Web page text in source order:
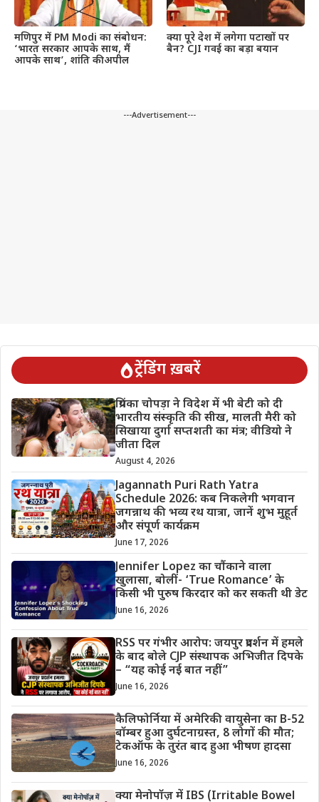
मणिपुर में PM Modi का संबोधन:
‘भारत सरकार आपके साथ, मैं
आपके साथ’, शांति की अपील
क्या पूरे देश में लगेगा पटाखों पर
बैन? CJI गवई का बड़ा बयान
---Advertisement---
ट्रेंडिंग ख़बरें
प्रियंका चोपड़ा ने विदेश में भी बेटी को दी
भारतीय संस्कृति की सीख, मालती मैरी को
सिखाया दुर्गा सप्तशती का मंत्र; वीडियो ने
जीता दिल
August 4, 2026
Jagannath Puri Rath Yatra
Schedule 2026: कब निकलेगी भगवान
जगन्नाथ की भव्य रथ यात्रा, जानें शुभ मुहूर्त
और संपूर्ण कार्यक्रम
June 17, 2026
Jennifer Lopez का चौंकाने वाला
खुलासा, बोलीं- ‘True Romance’ के
किसी भी पुरुष किरदार को कर सकती थी डेट
June 16, 2026
RSS पर गंभीर आरोप: जयपुर प्रदर्शन में हमले
के बाद बोले CJP संस्थापक अभिजीत दिपके
– “यह कोई नई बात नहीं”
June 16, 2026
कैलिफोर्निया में अमेरिकी वायुसेना का B-52
बॉम्बर हुआ दुर्घटनाग्रस्त, 8 लोगों की मौत;
टेकऑफ के तुरंत बाद हुआ भीषण हादसा
June 16, 2026
क्या मेनोपॉज़ में IBS (Irritable Bowel